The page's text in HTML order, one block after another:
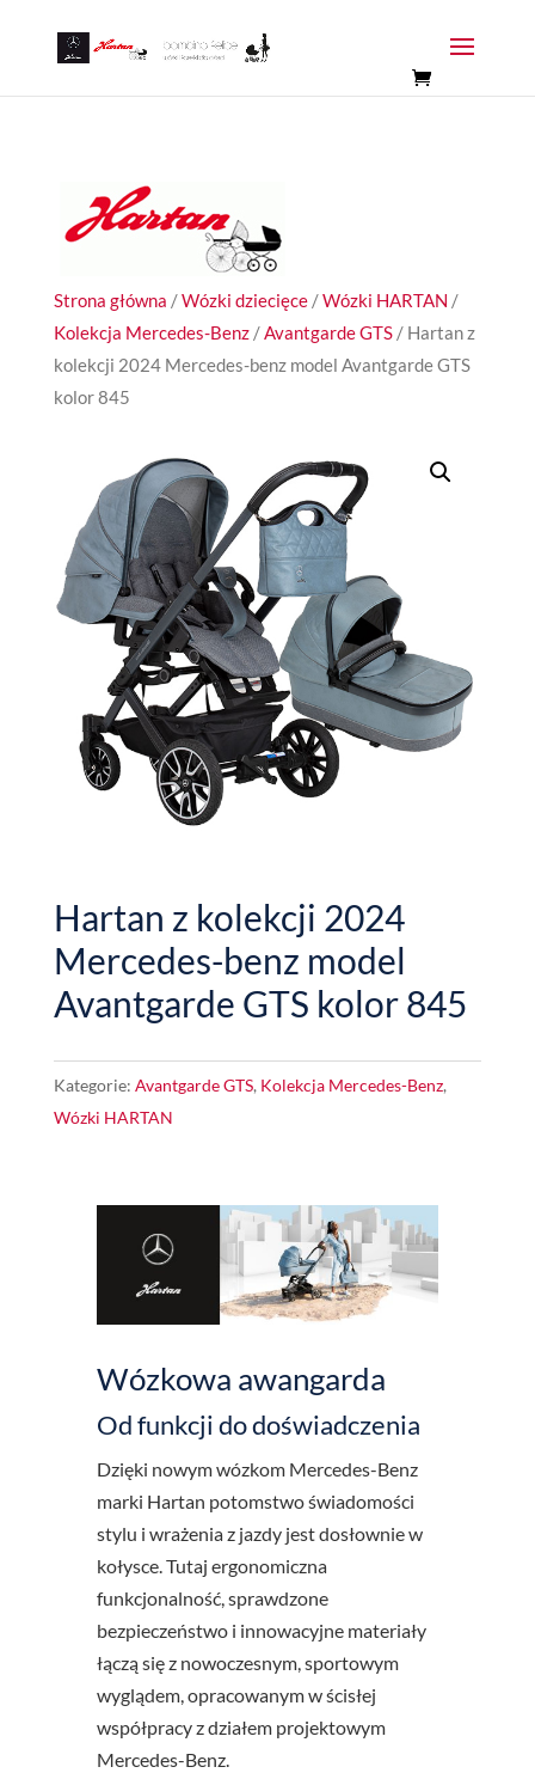
Strona główna /Wózki dziecięce/Wózki HARTAN /
Kolekcja Mercedes-Benz/Avantgarde GTS/ Hartan z
kolekcji 2024 Mercedes-benz model Avantgarde GTS
kolor 845
Hartan z kolekcji 2024
Mercedes-benz model
Avantgarde GTS kolor 845
Kategorie: Avantgarde GTS, Kolekcja Mercedes-Benz,
Wózki HARTAN
Wózkowa awangarda
Od funkcji do doświadczenia
Dzięki nowym wózkom Mercedes-Benz
marki Hartan potomstwo świadomości
stylu i wrażenia z jazdy jest dosłownie w
kołysce. Tutaj ergonomiczna
funkcjonalność, sprawdzone
bezpieczeństwo i innowacyjne materiały
łączą się z nowoczesnym, sportowym
wyglądem, opracowanym w ścisłej
współpracy z działem projektowym
Mercedes-Benz.